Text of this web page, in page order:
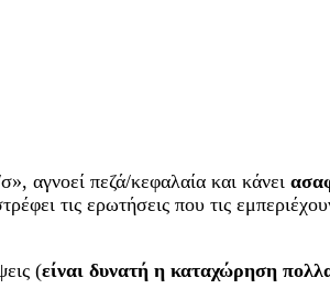
αγνοεί πεζά/κεφαλαία και κάνει
τις ερωτήσεις που τις
(είναι δυνατή η καταχώρηση